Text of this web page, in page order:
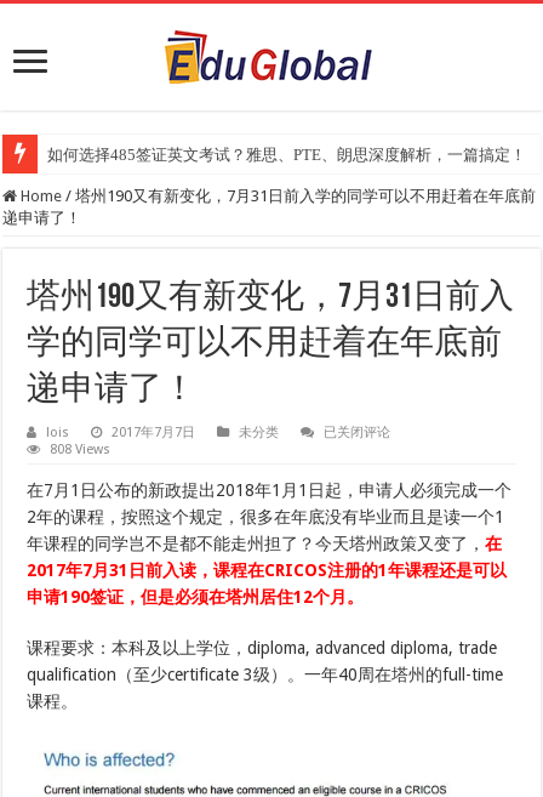
如何选择485签证英文考试？雅思、PTE、朗思深度解析，一篇搞定！
Home / 塔州190又有新变化，7月31日前入学的同学可以不用赶着在年底前
递申请了！
塔州190又有新变化，7月31日前入
学的同学可以不用赶着在年底前
递申请了！
lois 2017年7月7日 未分类
塔
又
有
新
变
化，
7
月
31
前
学
不
已关闭评论
808 Views
在7月1日公布的新政提出2018年1月1日起，申请人必须完成一个
2年的课程，按照这个规定，很多在年底没有毕业而且是读一个1
年课程的同学岂不是都不能走州担了？今天塔州政策又变了，在
2017年7月31日前入读，课程在CRICOS注册的1年课程还是可以
申请190签证，但是必须在塔州居住12个月。
课程要求：本科及以上学位，diploma, advanced diploma, trade
qualification（至少certificate 3级）。一年40周在塔州的full-time
课程。